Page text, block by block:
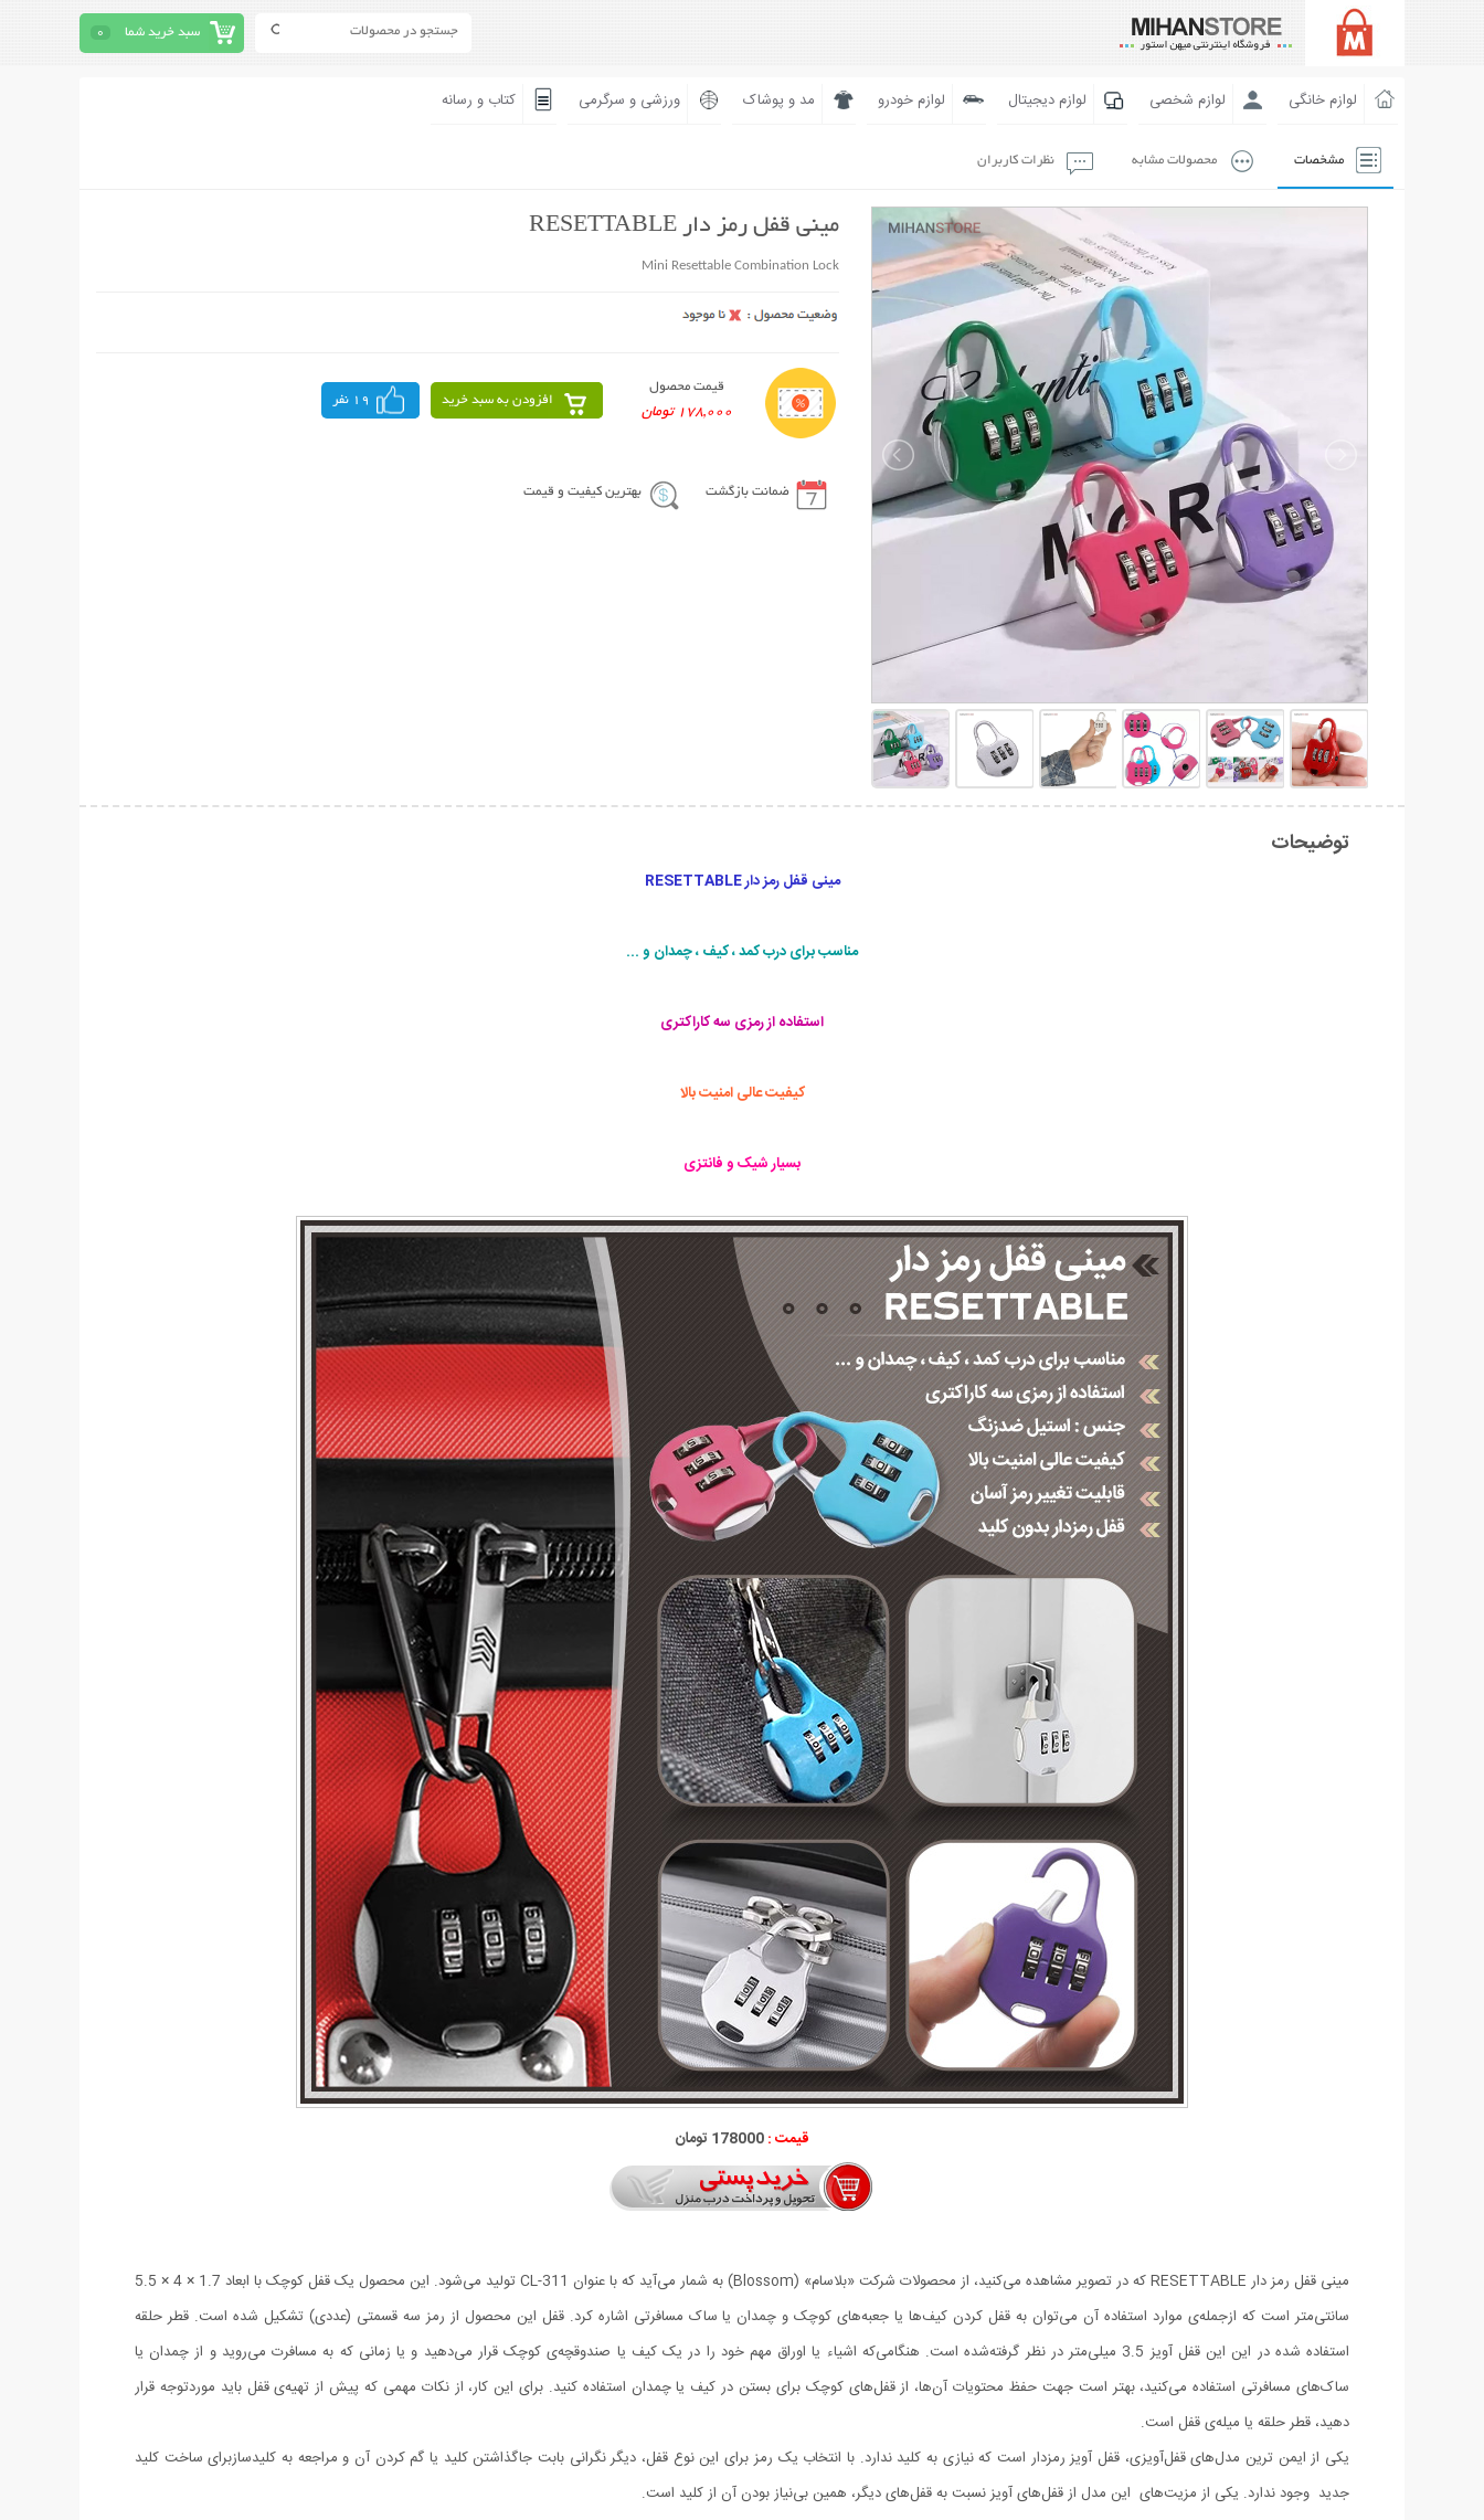
سبد خرید شما 0
لوازم خانگی لوازم شخصی لوازم دیجیتال لوازم خودرو مد و پوشاک ورزشی و سرگرمی کتاب و رسانه
مشخصات محصولات مشابه نظرات کاربران
مینی قفل رمز دار RESETTABLE
Mini Resettable Combination Lock
قیمت محصول
178,000 تومان
افزودن به سبد خرید 19 نفر
ضمانت بازگشت بهترین کیفیت و قیمت
توضیحات
مینی قفل رمز دار RESETTABLE
مناسب برای درب کمد ، کیف ، چمدان و ...
استفاده از رمزی سه کاراکتری
کیفیت عالی امنیت بالا
بسیار شیک و فانتزی
قیمت :178000 تومان
مینی قفل رمز دار RESETTABLE که در تصویر مشاهده می‌کنید، از محصولات شرکت «بلاسام» (Blossom) به شمار می‌آید که با عنوان CL-311 تولید می‌شود. این محصول یک قفل کوچک با ابعاد 1.7 × 4 × 5.5
سانتی‌متر است که ازجمله‌ی موارد استفاده آن می‌توان به قفل کردن کیف‌ها یا جعبه‌های کوچک و چمدان یا ساک مسافرتی اشاره کرد. قفل این محصول از رمز سه قسمتی (عددی) تشکیل شده است. قطر حلقه
استفاده شده در این این قفل آویز 3.5 میلی‌متر در نظر گرفته‌شده است. هنگامی‌که اشیاء یا اوراق مهم خود را در یک کیف یا صندوقچه‌ی کوچک قرار می‌دهید و یا زمانی که به مسافرت می‌روید و از چمدان یا
ساک‌های مسافرتی استفاده می‌کنید، بهتر است جهت حفظ محتویات آن‌ها، از قفل‌های کوچک برای بستن در کیف یا چمدان استفاده کنید. برای این کار، از نکات مهمی که پیش از تهیه‌ی قفل باید موردتوجه قرار
دهید، قطر حلقه یا میله‌‎ی قفل است.
یکی از ایمن ترین مدل‌های قفل‌آویزی، قفل آویز رمزدار است که نیازی به کلید ندارد. با انتخاب یک رمز برای این نوع قفل، دیگر نگرانی بابت جاگذاشتن کلید یا گم کردن آن و مراجعه به کلیدسازبرای ساخت کلید
جدید وجود ندارد. یکی از مزیت‌های این مدل از قفل‌های آویز نسبت به قفل‌های دیگر، همین بی‌نیاز بودن آن از کلید است.